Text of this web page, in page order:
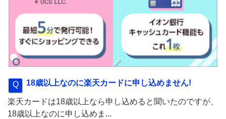
18歳以上なのに楽天カードに申し込めません!
楽天カードは18歳以上なら申し込めると聞いたのですが、
18歳以上なのに申し込めま...